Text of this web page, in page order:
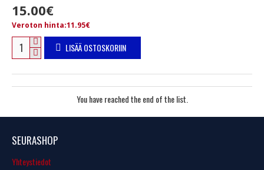
15.00€
Veroton hinta:11.95€
LISÄÄ OSTOSKORIIN
You have reached the end of the list.
SEURASHOP
Yhteystiedot